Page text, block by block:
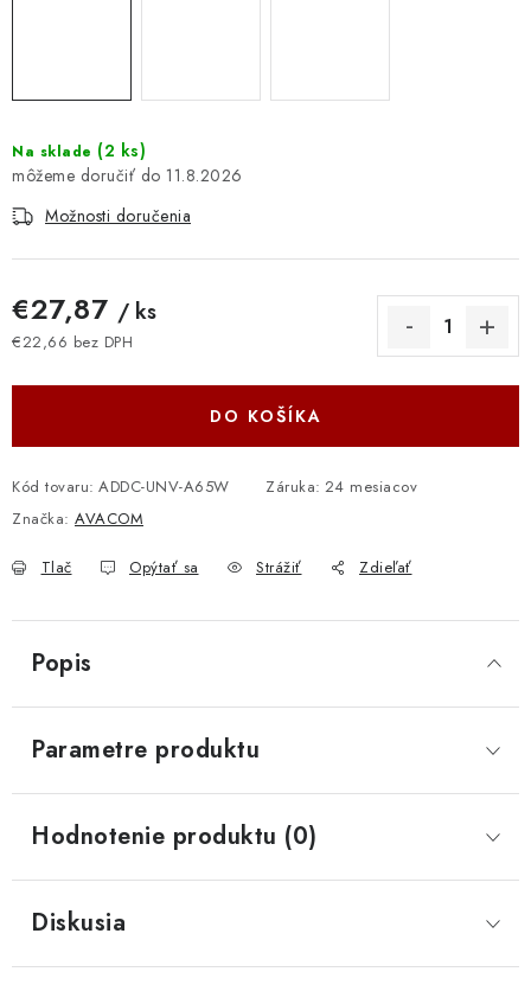
Obchodné podmienky
Ochrana osobných údajov
Moja objednávka
Odstúpenie od zmluvy
Na sklade (2 ks)
11.8.2026
Možnosti doručenia
€27,87 / ks
€22,66 bez DPH
DO KOŠÍKA
Kód tovaru: ADDC-UNV-A65W Záruka: 24 mesiacov
Značka: AVACOM
Tlač Opýtať sa Strážiť Zdieľať
Popis
Parametre produktu
Hodnotenie produktu (0)
Diskusia